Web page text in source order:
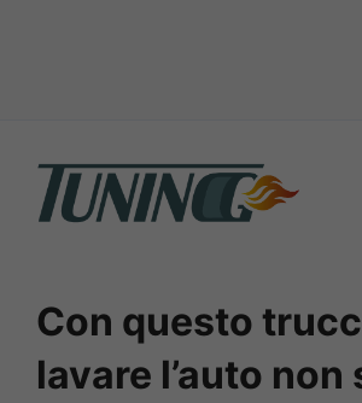
contenuto
Con questo
lavare l’auto non